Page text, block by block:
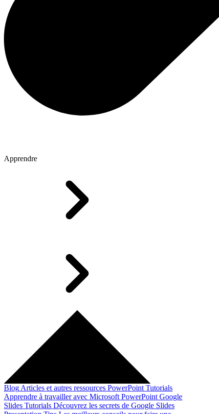
Apprendre
Blog Articles et autres ressources PowerPoint Tutorials
Apprendre à travailler avec Microsoft PowerPoint Google
Slides Tutorials Découvrez les secrets de Google Slides